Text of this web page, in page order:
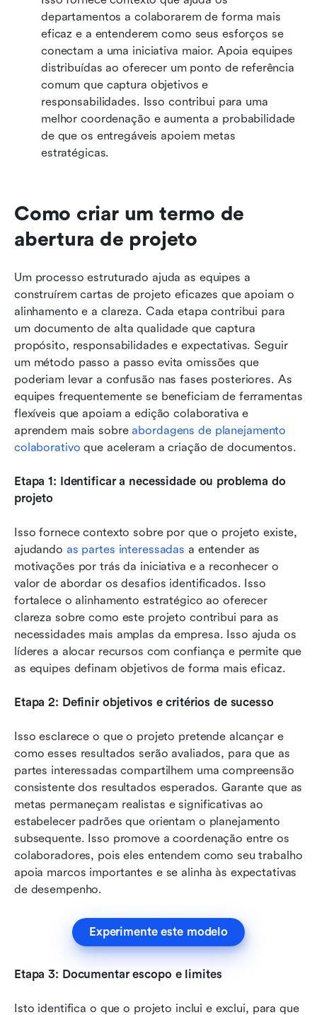
departamentos a colaborarem de forma mais
eficaz e a entenderem como seus esforços se
conectam a uma iniciativa maior. Apoia equipes
distribuídas ao oferecer um ponto de referência
comum que captura objetivos e
responsabilidades. Isso contribui para uma
melhor coordenação e aumenta a probabilidade
de que os entregáveis apoiem metas
estratégicas.
Como criar um termo de
abertura de projeto
Um processo estruturado ajuda as equipes a
construírem cartas de projeto eficazes que apoiam o
alinhamento e a clareza. Cada etapa contribui para
um documento de alta qualidade que captura
propósito, responsabilidades e expectativas. Seguir
um método passo a passo evita omissões que
poderiam levar a confusão nas fases posteriores. As
equipes frequentemente se beneficiam de ferramentas
flexíveis que apoiam a edição colaborativa e
aprendem mais sobre abordagens de planejamento
colaborativo que aceleram a criação de documentos.
Etapa 1: Identificar a necessidade ou problema do
projeto
Isso fornece contexto sobre por que o projeto existe,
ajudando as partes interessadas a entender as
motivações por trás da iniciativa e a reconhecer o
valor de abordar os desafios identificados. Isso
fortalece o alinhamento estratégico ao oferecer
clareza sobre como este projeto contribui para as
necessidades mais amplas da empresa. Isso ajuda os
líderes a alocar recursos com confiança e permite que
as equipes definam objetivos de forma mais eficaz.
Etapa 2: Definir objetivos e critérios de sucesso
Isso esclarece o que o projeto pretende alcançar e
como esses resultados serão avaliados, para que as
partes interessadas compartilhem uma compreensão
consistente dos resultados esperados. Garante que as
metas permaneçam realistas e significativas ao
estabelecer padrões que orientam o planejamento
subsequente. Isso promove a coordenação entre os
colaboradores, pois eles entendem como seu trabalho
apoia marcos importantes e se alinha às expectativas
de desempenho.
Experimente este modelo
Etapa 3: Documentar escopo e limites
Isto identifica o que o projeto inclui e exclui, para que